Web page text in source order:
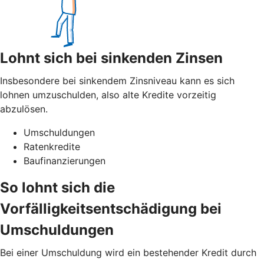
Lohnt sich bei sinkenden Zinsen
Insbesondere bei sinkendem Zinsniveau kann es sich
lohnen umzuschulden, also alte Kredite vorzeitig
abzulösen.
Umschuldungen
Ratenkredite
Baufinanzierungen
So lohnt sich die
Vorfälligkeitsentschädigung bei
Umschuldungen
Bei einer Umschuldung wird ein bestehender Kredit durch